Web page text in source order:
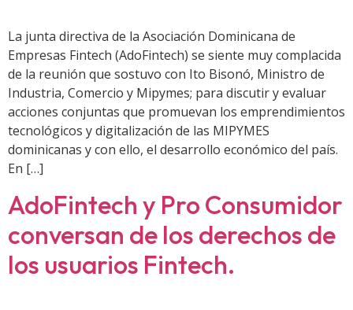
La junta directiva de la Asociación Dominicana de
Empresas Fintech (AdoFintech) se siente muy complacida
de la reunión que sostuvo con Ito Bisonó, Ministro de
Industria, Comercio y Mipymes; para discutir y evaluar
acciones conjuntas que promuevan los emprendimientos
tecnológicos y digitalización de las MIPYMES
dominicanas y con ello, el desarrollo económico del país.
En […]
AdoFintech y Pro Consumidor
conversan de los derechos de
los usuarios Fintech.